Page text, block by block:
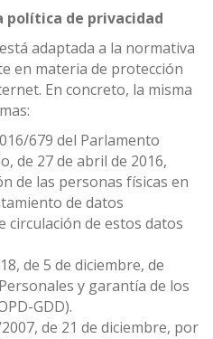
política de privacidad
adaptada a la normativa
en materia de protección
En concreto, la misma
679 del Parlamento
de 27 de abril de 2016,
de las personas físicas en
de datos
circulación de estos datos
de 5 de diciembre, de
y garantía de los
GDD).
de 21 de diciembre, por